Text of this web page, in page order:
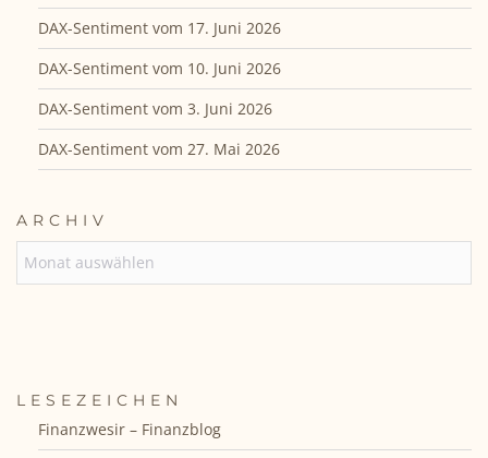
DAX-Sentiment vom 17. Juni 2026
DAX-Sentiment vom 10. Juni 2026
DAX-Sentiment vom 3. Juni 2026
DAX-Sentiment vom 27. Mai 2026
ARCHIV
LESEZEICHEN
Finanzwesir – Finanzblog